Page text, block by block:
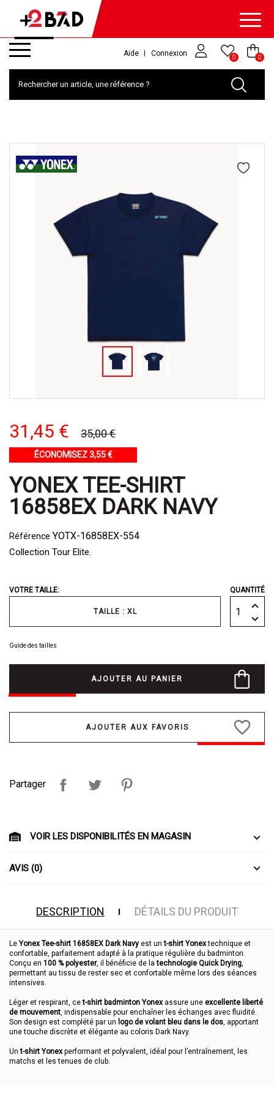
Aide Connexion 0 0
31,45 € 35,00 €
ÉCONOMISEZ 3,55 €
YONEX TEE-SHIRT
16858EX DARK NAVY
Référence YOTX-16858EX-554
Collection Tour Elite.
VOTRE TAILLE:
TAILLE : XL
QUANTITÉ
Guide des tailles
AJOUTER AU PANIER
favorite_border
Partager
VOIR LES DISPONIBILITÉS EN MAGASIN
AVIS (0)
DESCRIPTION DÉTAILS DU PRODUIT
Le Yonex Tee-shirt 16858EX Dark Navy est unt-shirt Yonextechnique et
confortable, parfaitement adapté à la pratique régulière du badminton.
Conçu en 100 % polyester, il bénéficie de latechnologie Quick Drying,
permettant au tissu de rester sec et confortable même lors des séances
intensives.
Léger et respirant, cet-shirt badminton Yonexassure une excellente liberté
de mouvement, indispensable pour enchaîner les échanges avec fluidité.
Son design est complété par un logo de volant bleu dans le dos, apportant
une touche discrète et élégante au coloris Dark Navy.
Unt-shirt Yonexperformant et polyvalent, idéal pour l’entraînement, les
matchs et les tenues de club.